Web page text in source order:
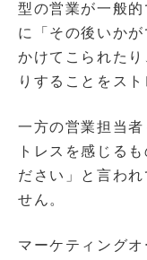
型の営業が一般
に「その後いか
かけてこられた
りすることをスト
一方の営業担当
トレスを感じる
ださい」と言わ
せん。
マーケティング